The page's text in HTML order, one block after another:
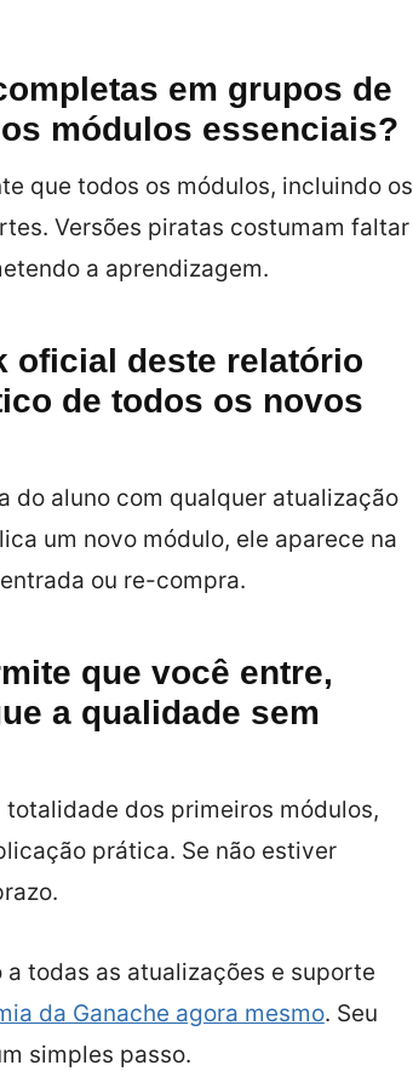
em grupos de
módulos essenciais?
que todos os módulos, incluindo os
Versões piratas costumam faltar
a aprendizagem.
oficial deste relatório
de todos os novos
do aluno com qualquer atualização
um novo módulo, ele aparece na
ou re-compra.
que você entre,
a qualidade sem
dos primeiros módulos,
prática. Se não estiver
todas as atualizações e suporte
da Ganache agora mesmo. Seu
simples passo.